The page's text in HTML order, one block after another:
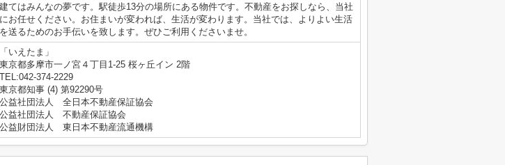
建てはみんなの夢です。駅徒歩13分の場所にある物件です。不動産をお探しなら、当社
にお任せください。お住まいが変われば、生活が変わります。当社では、よりよい生活
を送るためのお手伝いを致します。ぜひご利用くださいませ。
「いえたま」
東京都多摩市一ノ宮４丁目1-25 桜ヶ丘イン 2階
TEL:042-374-2229
東京都知事 (4) 第92290号
公益社団法人 全日本不動産保証協会
公益社団法人 不動産保証協会
公益財団法人 東日本不動産流通機構